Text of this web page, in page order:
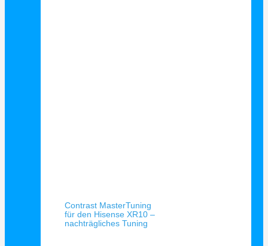
Contrast MasterTuning
für den Hisense XR10 –
nachträgliches Tuning